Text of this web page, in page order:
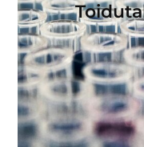
LEIA
VALI